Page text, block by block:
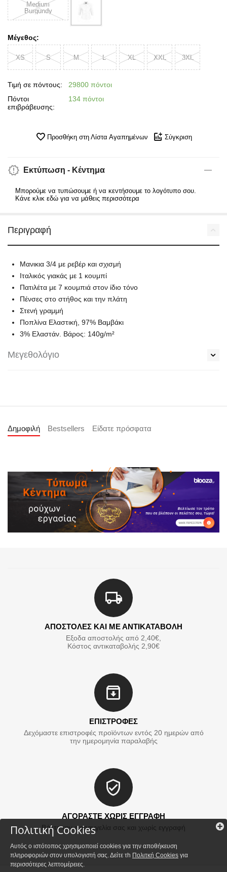
Medium
Burgundy
Μέγεθος:
XS S M L XL XXL 3XL
Τιμή σε πόντους:
29800 πόντοι
Πόντοι
επιβράβευσης:
134 πόντοι
Προσθήκη στη Λίστα Αγαπημένων Σύγκριση
Εκτύπωση - Κέντημα
Μπορούμε να τυπώσουμε ή να κεντήσουμε το λογότυπο σου.
Κάνε κλικ εδώ για να μάθεις περισσότερα
Περιγραφή
Μανικια 3/4 με ρεβέρ και σχισμή
Ιταλικός γιακάς με 1 κουμπί
Πατιλέτα με 7 κουμπιά στον ίδιο τόνο
Πένσες στο στήθος και την πλάτη
Στενή γραμμή
Ποπλίνα Ελαστική, 97% Βαμβάκι
3% Ελαστάν. Βάρος: 140g/m²
Μεγεθολόγιο
Δημοφιλή Bestsellers Είδατε πρόσφατα
ΑΠΟΣΤΟΛΕΣ ΚΑΙ ΜΕ ΑΝΤΙΚΑΤΑΒΟΛΗ
Εξοδα αποστολής από 2,40€,
Κόστος αντικαταβολής 2,90€
ΕΠΙΣΤΡΟΦΕΣ
Δεχόμαστε επιστροφές προϊόντων εντός 20 ημερών από
την ημερομηνία παραλαβής
ΑΓΟΡΑΣΤΕ ΧΩΡΙΣ ΕΓΓΡΑΦΗ
Βάλτε την παραγγελία σας και χωρίς εγγραφή
Πολιτική Cookies
Αυτός ο ιστότοπος χρησιμοποιεί cookies για την αποθήκευση
πληροφοριών στον υπολογιστή σας. Δείτε τh Πολιτκή Cookies για
περισσότερες λεπτομέρειες.